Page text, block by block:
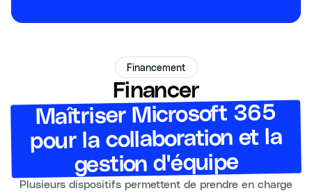
Financement
Financer
Maîtriser Microsoft 365
pour la collaboration et la
gestion d'équipe
Plusieurs dispositifs permettent de prendre en charge